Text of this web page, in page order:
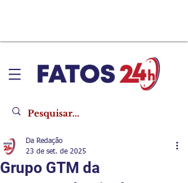
Grupo GTM da
Da Redação
23 de set. de 2025